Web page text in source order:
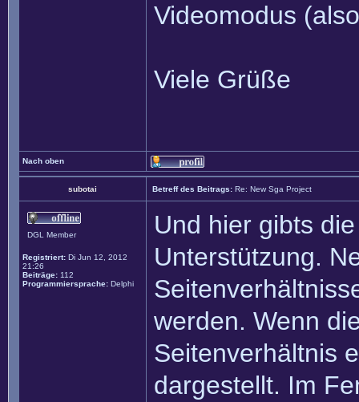
Videomodus
Viele Grüße
Nach oben
subotai Betreff des Beitrags: Re: New Sga Project
DGL Member
Registriert: Di Jun 12, 2012
21:26
Beiträge: 112
Programmiersprache: Delphi
Und hier gibts
Unterstützung.
werden. Wenn
Seitenverhältnis
dargestellt. Im